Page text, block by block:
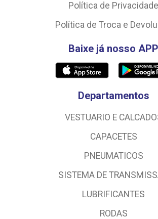
Política de Privacidade
Política de Troca e
Baixe já nosso APP
Departamentos
VESTUARIO E
CAPACETES
PNEUMATICOS
SISTEMA DE
LUBRIFICANTES
RODAS